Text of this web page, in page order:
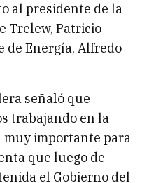
al presidente de la
Trelew, Patricio
de Energía, Alfredo
señaló que
trabajando en la
muy importante para
que luego de
el Gobierno del